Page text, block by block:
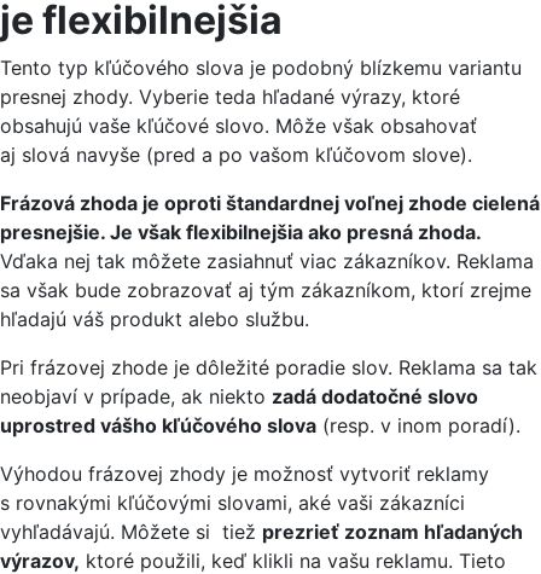
je flexibilnejšia
Tento typ kľúčového slova je podobný blízkemu variantu
presnej zhody. Vyberie teda hľadané výrazy, ktoré
obsahujú vaše kľúčové slovo. Môže však obsahovať
aj slová navyše (pred a po vašom kľúčovom slove).
Frázová zhoda je oproti štandardnej voľnej zhode cielená
presnejšie. Je však flexibilnejšia ako presná zhoda.
Vďaka nej tak môžete zasiahnuť viac zákazníkov. Reklama
sa však bude zobrazovať aj tým zákazníkom, ktorí zrejme
hľadajú váš produkt alebo službu.
Pri frázovej zhode je dôležité poradie slov. Reklama sa tak
neobjaví v prípade, ak niekto zadá dodatočné slovo
uprostred vášho kľúčového slova (resp. v inom poradí).
Výhodou frázovej zhody je možnosť vytvoriť reklamy
s rovnakými kľúčovými slovami, aké vaši zákazníci
vyhľadávajú. Môžete si tiež prezrieť zoznam hľadaných
výrazov, ktoré použili, keď klikli na vašu reklamu. Tieto